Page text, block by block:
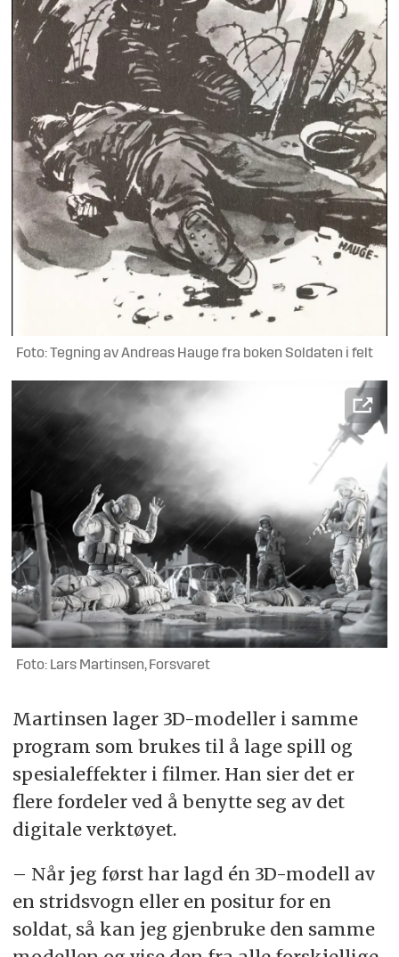
Foto: Tegning av Andreas Hauge fra boken Soldaten i felt
Foto: Lars Martinsen, Forsvaret
Martinsen lager 3D-modeller i samme
program som brukes til å lage spill og
spesialeffekter i filmer. Han sier det er
flere fordeler ved å benytte seg av det
digitale verktøyet.
– Når jeg først har lagd én 3D-modell av
en stridsvogn eller en positur for en
soldat, så kan jeg gjenbruke den samme